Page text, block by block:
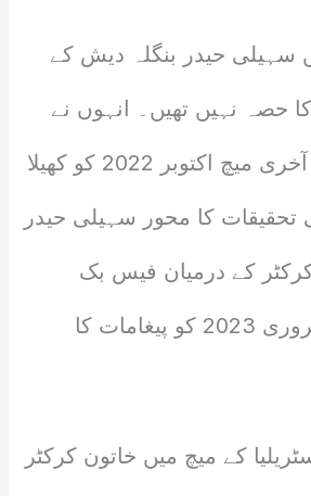
حیدر بنگلہ دیش کے
حصہ نہیں تھیں۔ انہوں نے
بنگلہ دیش کیلئے آخری میچ اکتوبر 2022 کو کھیلا
تحقیقات کا محور سہیلی حیدر
کے درمیان فیس بک
میسینجر پر 14 فروری 2023 کو پیغامات کا
کے میچ میں خاتون کرکٹر